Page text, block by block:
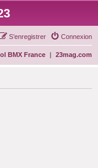
Connexion
S’enregistrer
23mag.com
|
BMX France